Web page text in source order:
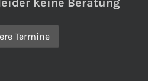
Termine